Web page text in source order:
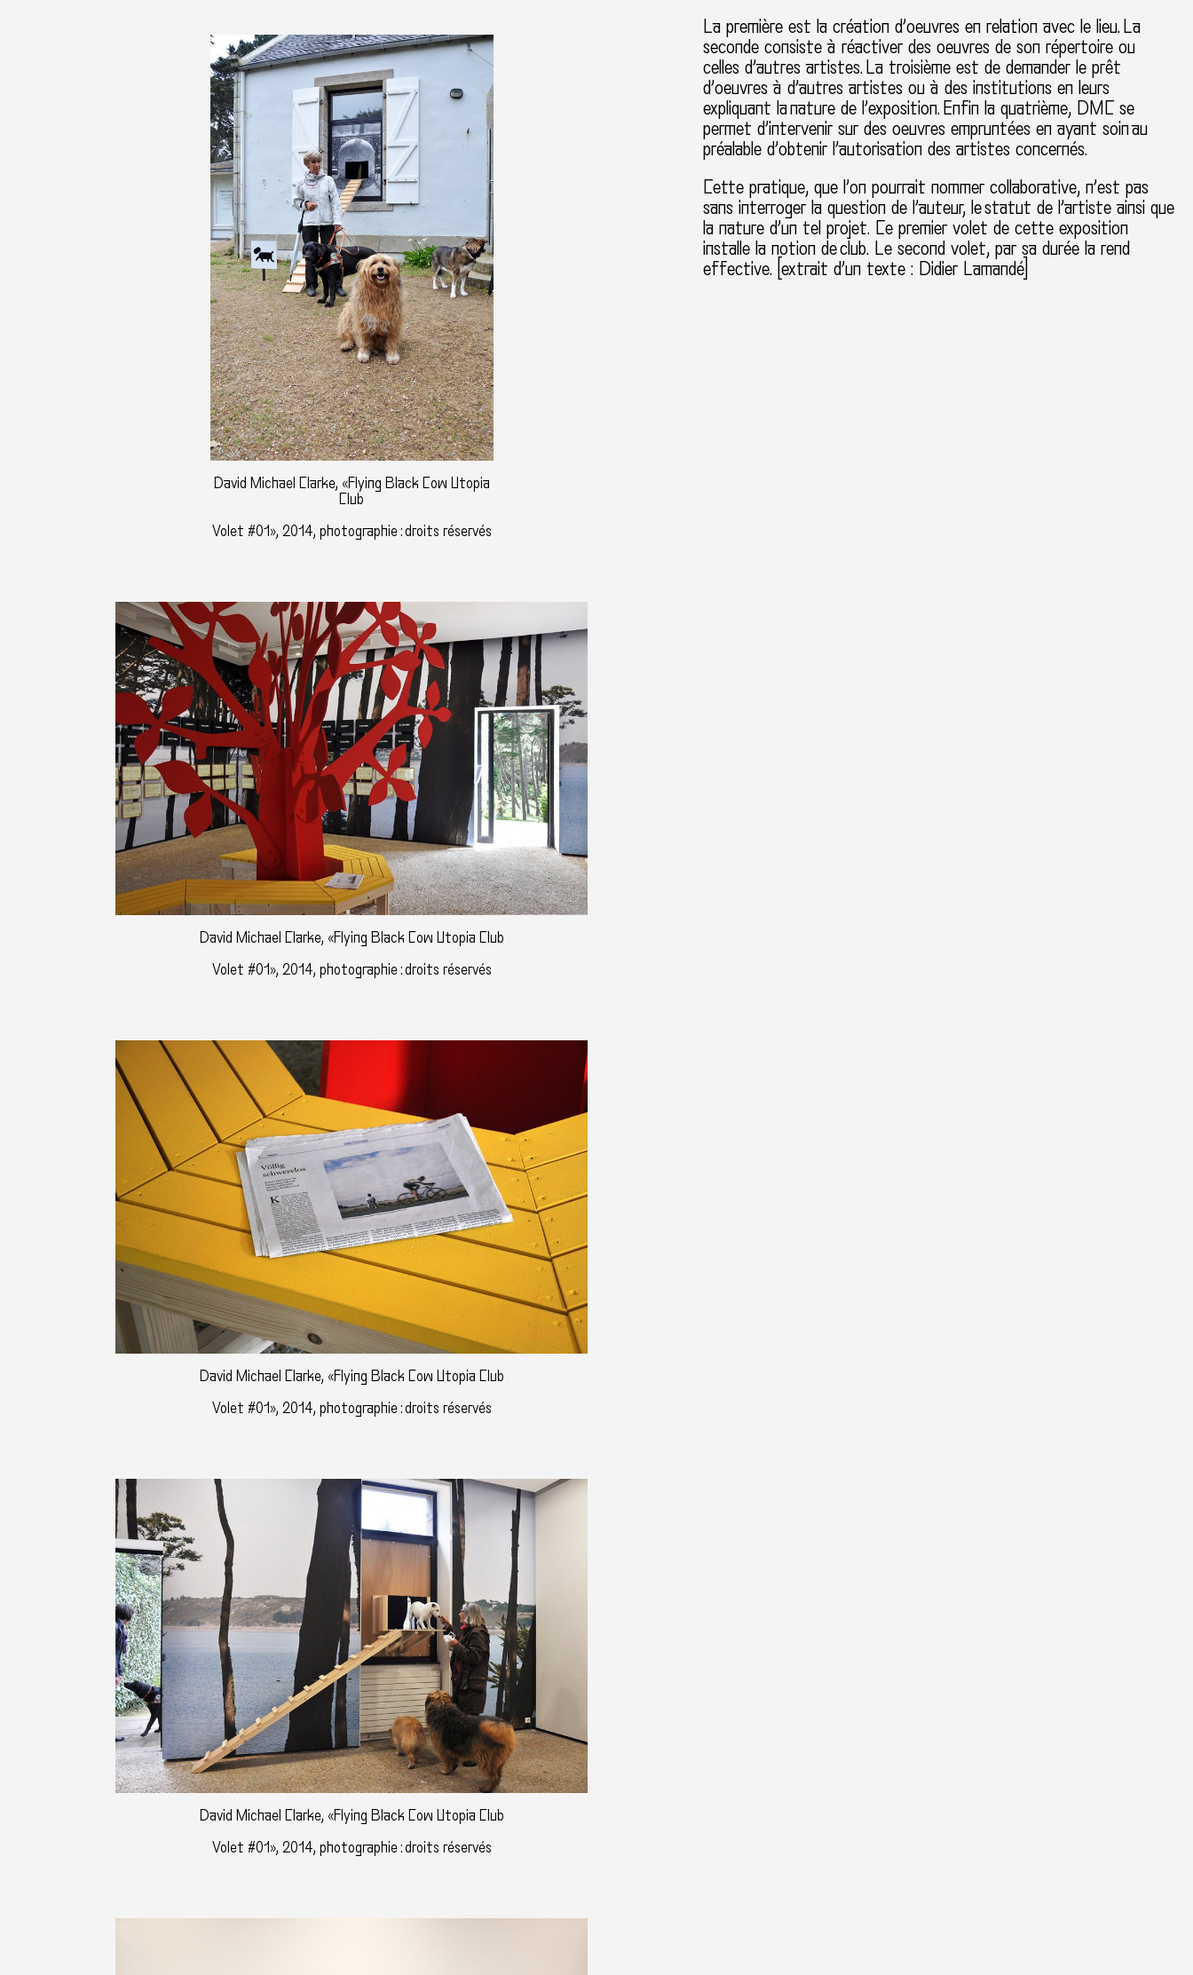
David Michael Clarke, «Flying Black Cow Utopia
Club
Volet #01», 2014, photographie : droits réservés
David Michael Clarke, «Flying Black Cow Utopia Club
Volet #01», 2014, photographie : droits réservés
David Michael Clarke, «Flying Black Cow Utopia Club
Volet #01», 2014, photographie : droits réservés
David Michael Clarke, «Flying Black Cow Utopia Club
Volet #01», 2014, photographie : droits réservés
La première est la création d’oeuvres en relation avec le lieu. La
seconde consiste à réactiver des oeuvres de son répertoire ou
celles d’autres artistes. La troisième est de demander le prêt
d’oeuvres à d’autres artistes ou à des institutions en leurs
expliquant la nature de l’exposition. Enfin la quatrième, DMC se
permet d’intervenir sur des oeuvres empruntées en ayant soin au
préalable d’obtenir l’autorisation des artistes concernés.
Cette pratique, que l’on pourrait nommer collaborative, n’est pas
sans interroger la question de l’auteur, le statut de l’artiste ainsi que
la nature d’un tel projet. Ce premier volet de cette exposition
installe la notion de club. Le second volet, par sa durée la rend
effective. [extrait d’un texte : Didier Lamandé]